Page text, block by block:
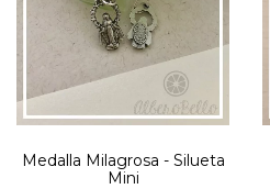
Medalla Milagrosa - Silueta
Mini